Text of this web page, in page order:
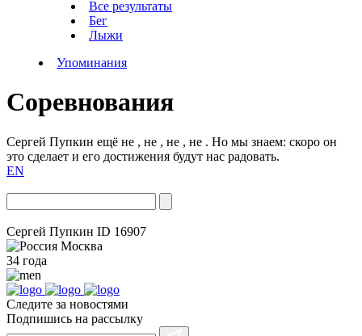
Все результаты
Бег
Лыжи
Упоминания
Соревнования
Сергей Пупкин ещё не , не , не , не . Но мы знаем: скоро он
это сделает и его достижения будут нас радовать.
EN
Сергей Пупкин ID 16907
Москва
34 года
Следите за новостями
Подпишись на рассылку